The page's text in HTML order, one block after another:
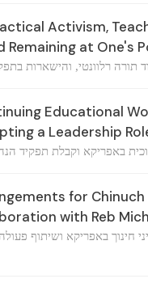
Activism,
Remaining at One's
תורה רלוונטי, והישארות
Educational
a Leadership
באפריקא וקבלת תפקיד
for Chinuch
with Reb
חינוך באפריקא ושיתוף